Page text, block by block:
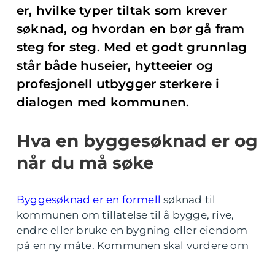
er, hvilke typer tiltak som krever
søknad, og hvordan en bør gå fram
steg for steg. Med et godt grunnlag
står både huseier, hytteeier og
profesjonell utbygger sterkere i
dialogen med kommunen.
Hva en byggesøknad er og
når du må søke
Byggesøknad er en formell søknad til
kommunen om tillatelse til å bygge, rive,
endre eller bruke en bygning eller eiendom
på en ny måte. Kommunen skal vurdere om